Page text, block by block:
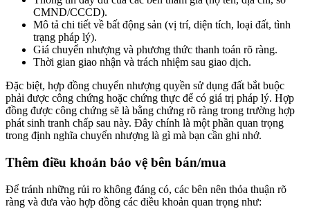
CMND/CCCD).
Mô tả chi tiết về bất động sản (vị trí, diện tích, loại đất, tình
trạng pháp lý).
Giá chuyển nhượng và phương thức thanh toán rõ ràng.
Thời gian giao nhận và trách nhiệm sau giao dịch.
Đặc biệt, hợp đồng chuyển nhượng quyền sử dụng đất bắt buộc
phải được công chứng hoặc chứng thực để có giá trị pháp lý. Hợp
đồng được công chứng sẽ là bằng chứng rõ ràng trong trường hợp
phát sinh tranh chấp sau này. Đây chính là một phần quan trọng
trong định nghĩa chuyển nhượng là gì mà bạn cần ghi nhớ.
Thêm điều khoản bảo vệ bên bán/mua
Để tránh những rủi ro không đáng có, các bên nên thỏa thuận rõ
ràng và đưa vào hợp đồng các điều khoản quan trọng như: